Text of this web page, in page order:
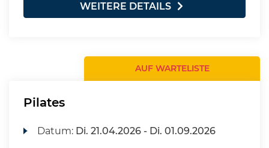
WEITERE DETAILS
AUF WARTELISTE
Pilates
Datum: Di. 21.04.2026 - Di. 01.09.2026